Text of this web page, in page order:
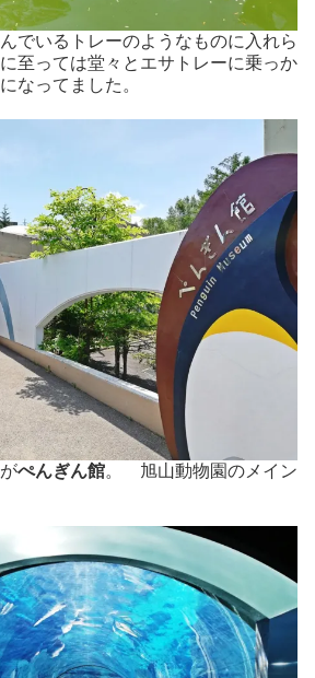
でいるトレーのようなものに入れら
至っては堂々とエサトレーに乗っか
なってました。
ぺんぎん館。 旭山動物園のメイン